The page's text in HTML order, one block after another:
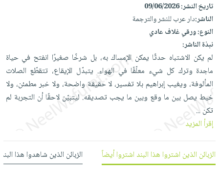
على
Android
تحميل
iKitab
على
Apple
على
Apple
العناية
الشخصية
العناية
وتصفيف
الشعر
العناية
بالجسم
بالأسنان
والتغذية
والسفرة
جديد
الكل
أواني
الطهي
أدوات
الخبز
المائدة
الأوعية
والتخزين
متجر
الهدايا
أقسام
مبيعاً
العودة
للمدارس
اكسسوارات
شحن
مجاني
بنود
مختارة
اشتراكات
تاريخ النشر:09/06/2026
الناشر:دار عرب للنشر والترجمة
النوع:ورقي غلاف عادي
نبذة الناشر:
لم يكن الاشتباه حدثًا يمكن الإمساك به، بل شرخًا صغيرًا انفتح في حياة
ماجدة وترك كل شيء معلّقًا في الهواء. يتبدّل الإيقاع، تتقطّع الصلات
المألوفة، ويغيب إبراهيم بلا تفسير، لا حقيقة واضحة، ولا خبر مطمئن، ولا
خيط يصل بين ما وقع وبين ما يجب تصديقه. ليتبيّن لاحقًا أن التجربة لم
تكن...
إقرأ المزيد
الزبائن الذين اشتروا هذا البند اشتروا أيضاً الزبائن الذين شاهدوا هذا